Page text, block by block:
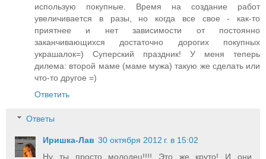
использую покупные. Время на создание работ
увеличивается в разы, но когда все свое - как-то
приятнее и нет зависимости от постоянно
заканчивающихся достаточно дорогих покупных
украшалок=) Суперский праздник! У меня теперь
дилема: второй маме (маме мужа) такую же сделать или
что-то другое =)
Ответить
Ответы
Иришка-Лав 30 октября 2012 г. в 15:02
Ну ты просто молодец!!!! Это же круто! И они